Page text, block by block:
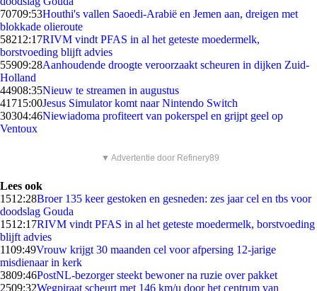
70709:53Houthi's vallen Saoedi-Arabië en Jemen aan, dreigen met
blokkade olieroute
58212:17RIVM vindt PFAS in al het geteste moedermelk,
borstvoeding blijft advies
55909:28Aanhoudende droogte veroorzaakt scheuren in dijken Zuid-
Holland
44908:35Nieuw te streamen in augustus
41715:00Jesus Simulator komt naar Nintendo Switch
30304:46Niewiadoma profiteert van pokerspel en grijpt geel op
Ventoux
▼ Advertentie door Refinery89
Lees ook
1512:28Broer 135 keer gestoken en gesneden: zes jaar cel en tbs voor
doodslag Gouda
1512:17RIVM vindt PFAS in al het geteste moedermelk, borstvoeding
blijft advies
1109:49Vrouw krijgt 30 maanden cel voor afpersing 12-jarige
misdienaar in kerk
3809:46PostNL-bezorger steekt bewoner na ruzie over pakket
2509:32Wegpiraat scheurt met 146 km/u door het centrum van